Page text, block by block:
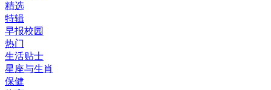
精选
特辑
早报校园
热门
生活贴士
星座与生肖
保健